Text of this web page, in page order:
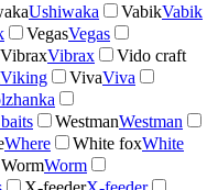
Ushiwaka VabikVabik
VegasVegas
VibraxVibrax
Vido craft
Viking VivaViva
WestmanWestman
Where White foxWhite
WormWorm